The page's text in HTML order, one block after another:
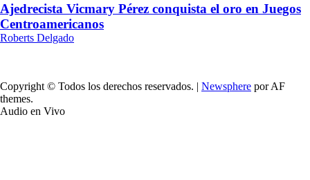
Ajedrecista Vicmary Pérez conquista el oro en Juegos
Centroamericanos
Roberts Delgado
Copyright © Todos los derechos reservados. | Newsphere por AF
themes.
Audio en Vivo